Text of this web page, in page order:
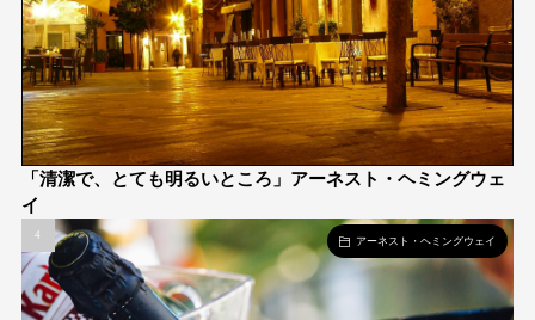
「清潔で、とても明るいところ」アーネスト・ヘミングウェ
イ
アーネスト・ヘミングウェイ